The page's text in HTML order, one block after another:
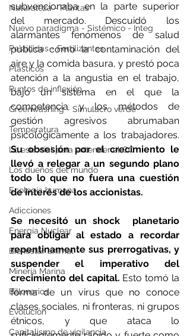
Naturaleza - Plantas
Nuevo paradigma - Sistémico - Integ
Pesticidas - Fertilizantes
Plásticos
Puntos de inflexión
Greenwashing - Simulacro verde
Temperatura
Lo esencial para entender el CC
Los dueños del mundo
Ecología humana
Adicciones
Energía Nuclear
Bienestar animal
Minería Marina
Billonarios
Evolución
Capitalismo de vigilancia
subvencionaba en la parte superior
del mercado. Descuidó los
alarmantes fenómenos de salud
pública como la contaminación del
aire y la comida basura, y prestó poca
atención a la angustia en el trabajo,
bajo un sistema en el que la
competencia y los métodos de
gestión agresivos abrumaban
Su obsesión por el crecimiento le
llevó a relegar a un segundo plano
todo lo que no fuera una cuestión
de interés de los accionistas.
Se necesitó un shock  planetario
para obligar al estado a recordar
repentinamente sus prerrogativas, y
suspender el imperativo del
crecimiento del capital. Esto tomó la
forma de un virus que no conoce
clases sociales, ni fronteras, ni grupos
étnicos, y que ataca lo